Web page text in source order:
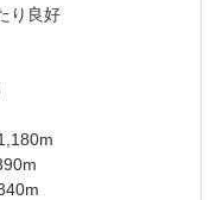
り良好